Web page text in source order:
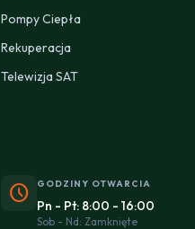
Pompy Ciepła
Rekuperacja
Telewizja SAT
schedule GODZINY OTWARCIA
Pn - Pt: 8:00 - 16:00
Sob - Nd: Zamknięte